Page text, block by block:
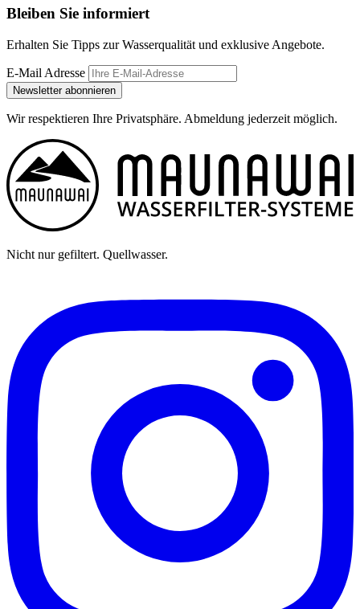
Bleiben Sie informiert
Erhalten Sie Tipps zur Wasserqualität und exklusive Angebote.
E-Mail Adresse
Newsletter abonnieren
Wir respektieren Ihre Privatsphäre. Abmeldung jederzeit möglich.
Nicht nur gefiltert. Quellwasser.